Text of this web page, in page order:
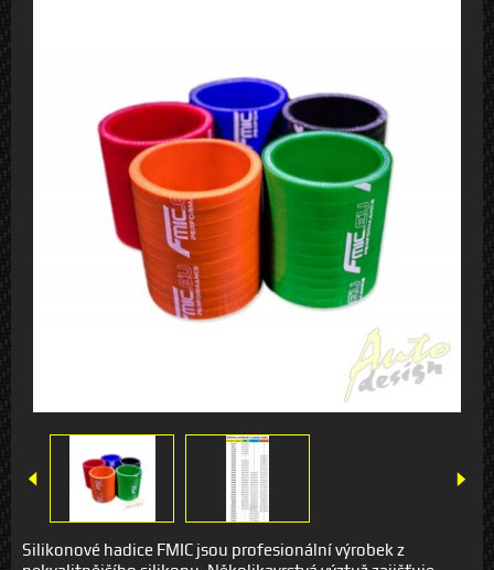
Silikonové hadice FMIC jsou profesionální výrobek z